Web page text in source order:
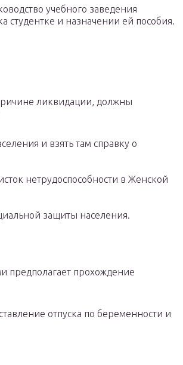
учебного заведения
студентке и назначении ей пособия.
ликвидации, должны
и взять там справку о
нетрудоспособности в Женской
защиты населения.
предполагает прохождение
отпуска по беременности и